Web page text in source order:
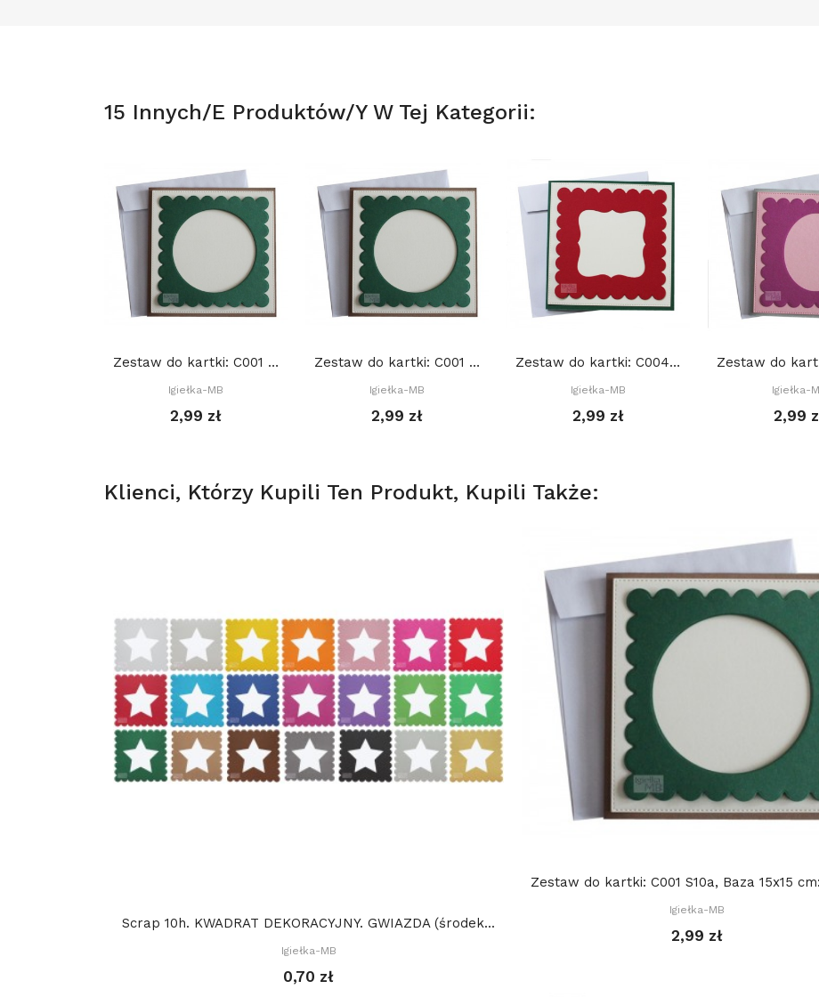
15 Innych/e Produktów/y W Tej Kategorii:
Zestaw do kartki: C001 S10a, Baza 15x15 cm: Biała
Igiełka-MB
2,99 zł
Zestaw do kartki: C001 S10a, Baza 15x15 cm:...
Igiełka-MB
2,99 zł
Zestaw do kartki: C004 S10d, Baza 15x15 cm:...
Igiełka-MB
2,99 zł
Igiełka-
2,99
Klienci, Którzy Kupili Ten Produkt, Kupili Także:
Scrap 10h. KWADRAT DEKORACYJNY. GWIAZDA (środek...
Igiełka-MB
0,70 zł
Zestaw do kartki: C001 S10a, Baza 15x15
Igiełka-MB
2,99 zł